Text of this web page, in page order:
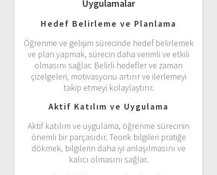
Uygulamalar
Hedef Belirleme ve Planlama
Öğrenme ve gelişim sürecinde hedef belirlemek
ve plan yapmak, sürecin daha verimli ve etkili
olmasını sağlar. Belirli hedefler ve zaman
çizelgeleri, motivasyonu artırır ve ilerlemeyi
takip etmeyi kolaylaştırır.
Aktif Katılım ve Uygulama
Aktif katılım ve uygulama, öğrenme sürecinin
önemli bir parçasıdır. Teorik bilgileri pratiğe
dökmek, bilgilerin daha iyi anlaşılmasını ve
kalıcı olmasını sağlar.